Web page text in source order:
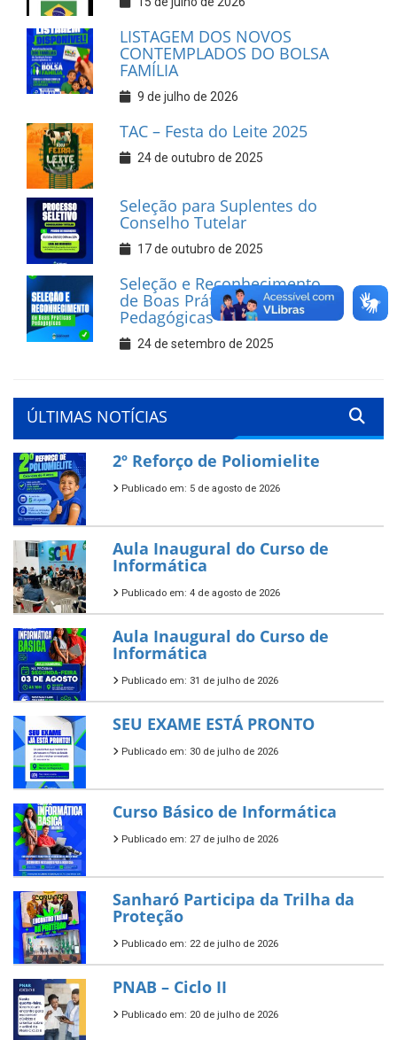
LISTAGEM DOS NOVOS
CONTEMPLADOS DO BOLSA
FAMÍLIA
9 de julho de 2026
TAC – Festa do Leite 2025
24 de outubro de 2025
Seleção para Suplentes do
Conselho Tutelar
17 de outubro de 2025
Seleção e Reconhecimento
de Boas Práticas
Pedagógicas
24 de setembro de 2025
ÚLTIMAS NOTÍCIAS
2º Reforço de Poliomielite
Publicado em: 5 de agosto de 2026
Aula Inaugural do Curso de
Informática
Publicado em: 4 de agosto de 2026
Aula Inaugural do Curso de
Informática
Publicado em: 31 de julho de 2026
SEU EXAME ESTÁ PRONTO
Publicado em: 30 de julho de 2026
Curso Básico de Informática
Publicado em: 27 de julho de 2026
Sanharó Participa da Trilha da
Proteção
Publicado em: 22 de julho de 2026
PNAB – Ciclo II
Publicado em: 20 de julho de 2026